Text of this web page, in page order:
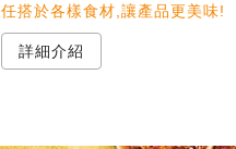
任搭於各樣食材,讓產品更美味!
詳細介紹